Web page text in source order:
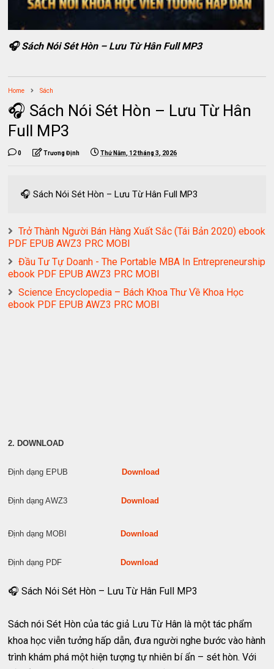
🎧 Sách Nói Sét Hòn – Lưu Từ Hân Full MP3
Home Sách
🎧 Sách Nói Sét Hòn – Lưu Từ Hân
Full MP3
0 Trương Định Thứ Năm, 12 tháng 3, 2026
🎧 Sách Nói Sét Hòn – Lưu Từ Hân Full MP3
Trở Thành Người Bán Hàng Xuất Sắc (Tái Bản 2020) ebook
PDF EPUB AWZ3 PRC MOBI
Đầu Tư Tự Doanh - The Portable MBA In Entrepreneurship
ebook PDF EPUB AWZ3 PRC MOBI
Science Encyclopedia – Bách Khoa Thư Về Khoa Học
ebook PDF EPUB AWZ3 PRC MOBI
2. DOWNLOAD
Định dạng EPUBDownload
Định dạng AWZ3Download
Định dạng MOBIDownload
Định dạng PDFDownload
🎧 Sách Nói Sét Hòn – Lưu Từ Hân Full MP3
Sách nói Sét Hòn của tác giả Lưu Từ Hân là một tác phẩm
khoa học viễn tưởng hấp dẫn, đưa người nghe bước vào hành
trình khám phá một hiện tượng tự nhiên bí ẩn – sét hòn. Với